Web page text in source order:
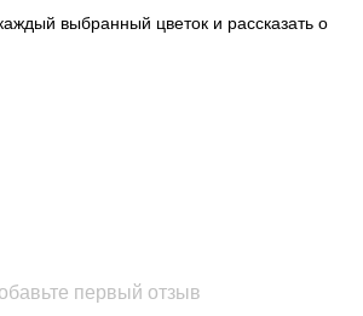
выбранный цветок и рассказать о
первый отзыв